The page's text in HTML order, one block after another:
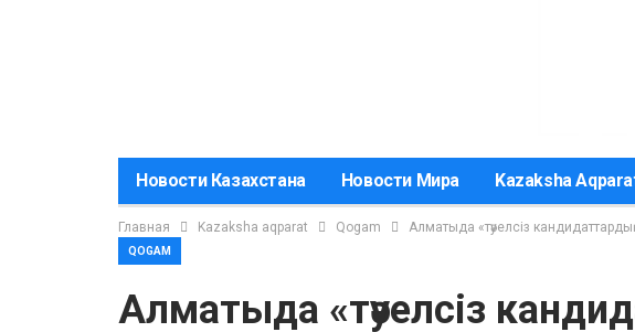
Новости Казахстана Новости Мира Kazaksha
Главная Kazaksha aqparat Qogam Алматыда «тәуелсіз
QOGAM
Алматыда «тәуелсіз